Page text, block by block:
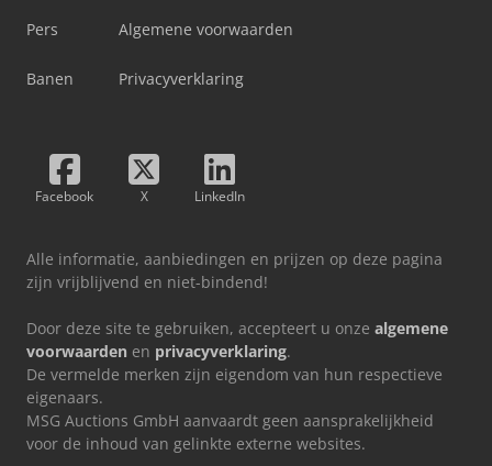
Pers
Banen
Algemene voorwaarden
Privacyverklaring
Facebook X LinkedIn
Alle informatie, aanbiedingen en prijzen op deze pagina
zijn vrijblijvend en niet-bindend!
Door deze site te gebruiken, accepteert u onze algemene
voorwaarden en privacyverklaring.
De vermelde merken zijn eigendom van hun respectieve
eigenaars.
MSG Auctions GmbH aanvaardt geen aansprakelijkheid
voor de inhoud van gelinkte externe websites.